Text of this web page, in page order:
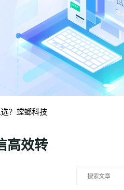
？螳螂科技
高效转
搜索